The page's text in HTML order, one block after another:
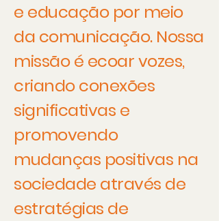
e educação por meio
da comunicação. Nossa
missão é ecoar vozes,
criando conexões
significativas e
promovendo
mudanças positivas na
sociedade através de
estratégias de